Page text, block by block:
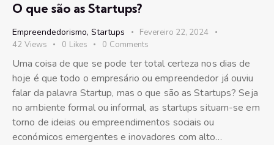
O que são as Startups?
Empreendedorismo, Startups
Fevereiro 22, 2024
42 Views 0 Likes 0 Comments
Uma coisa de que se pode ter total certeza nos dias de
hoje é que todo o empresário ou empreendedor já ouviu
falar da palavra Startup, mas o que são as Startups? Seja
no ambiente formal ou informal, as startups situam-se em
torno de ideias ou empreendimentos sociais ou
económicos emergentes e inovadores com alto…